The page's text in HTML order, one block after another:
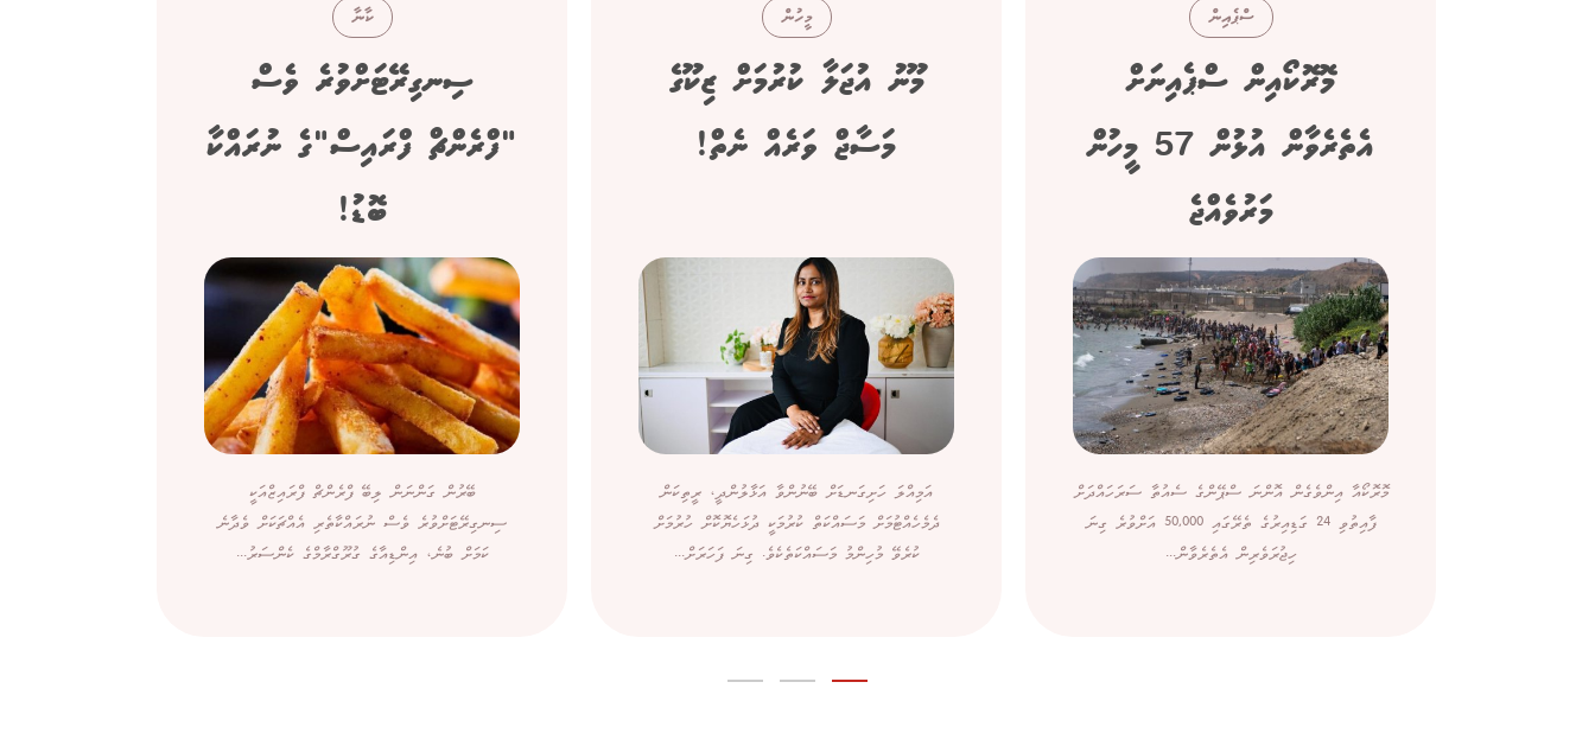
ސްޕެއިން
މޮރޮކޯއިން ސްޕެއިނަށް
އެތެރެވާން އުޅުން 57 މީހުން
މަރުވެއްޖެ
މޮރޮކޯއާ އިންވެގެން އޮންނަ ސްޕޭންގެ ސެއުތާ ސަރަހައްދަށް
ފާއިތުވި 24 ގަޑިއިރުގެ ތެރޭގައި 50,000 އަށްވުރެ ގިނަ
ހިޖުރަވެރިން އެތެރެވާން...
މީހުން
މޫނު އުޖަލާ ކުރުމަށް ޒިކޫގެ
މަސާޖް ވަރެއް ނެތް!
އަމިއްލަ ހަށިގަނޑަށް ބޭނުންވާ އަޅާލުންދީ، ރީތިކަން
ދެމެހެއްޓުމަށް މަސައްކަތް ކުރުމަކީ ދުޅަހެޔޮކޮށް ހުރުމަށް
ކުރެވޭ މުހިންމު މަސައްކަތެކެވެ. ގިނަ ފަހަރަށް...
ކާނާ
ސިނގިރޭޓަށްވުރެ ވެސް
"ފްރެންޗް ފްރައިސް"ގެ ނުރައްކާ
ބޮޑު!
ބޭރުން ގަންނަން ލިބޭ ފްރެންޗް ފްރައިޒްއަކީ
ސިނގިރޭޓަށްވުރެ ވެސް ނުރައްކާތެރި އެއްޗަކަށް ވެދާނެ
ކަމަށް ބުނެ، އިންޑިއާގެ ގުރޫގްރާމްގެ ކެންސަރު...